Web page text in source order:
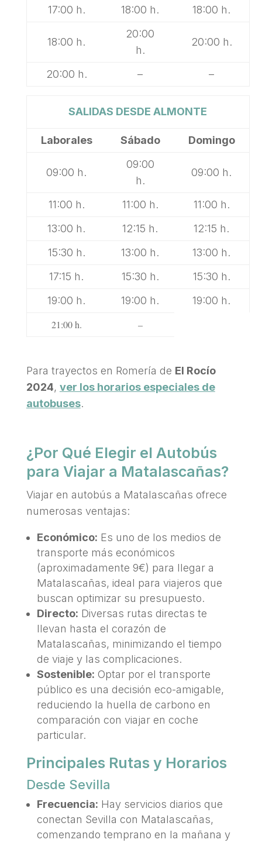
17:00 h.
18:00 h. 18:00 h.
18:00 h.
20:00
h.
20:00 h.
20:00 h. – –
SALIDAS DESDE ALMONTE
Laborales Sábado Domingo
09:00 h.
09:00
h.
09:00 h.
11:00 h. 11:00 h.
11:00 h.
13:00 h.
12:15 h.
12:15 h.
15:30 h.
13:00 h.
13:00 h.
17:15 h.
15:30 h.
15:30 h.
19:00 h.
19:00 h.
19:00 h.
21:00 h.
–
Para trayectos en Romería de El Rocío
2024, ver los horarios especiales de
autobuses.
¿Por Qué Elegir el Autobús
para Viajar a Matalascañas?
Viajar en autobús a Matalascañas ofrece
numerosas ventajas:
Económico: Es uno de los medios de
transporte más económicos
(aproximadamente 9€) para llegar a
Matalascañas, ideal para viajeros que
buscan optimizar su presupuesto.
Directo: Diversas rutas directas te
llevan hasta el corazón de
Matalascañas, minimizando el tiempo
de viaje y las complicaciones.
Sostenible: Optar por el transporte
público es una decisión eco-amigable,
reduciendo la huella de carbono en
comparación con viajar en coche
particular.
Principales Rutas y Horarios
Desde Sevilla
Frecuencia: Hay servicios diarios que
conectan Sevilla con Matalascañas,
comenzando temprano en la mañana y